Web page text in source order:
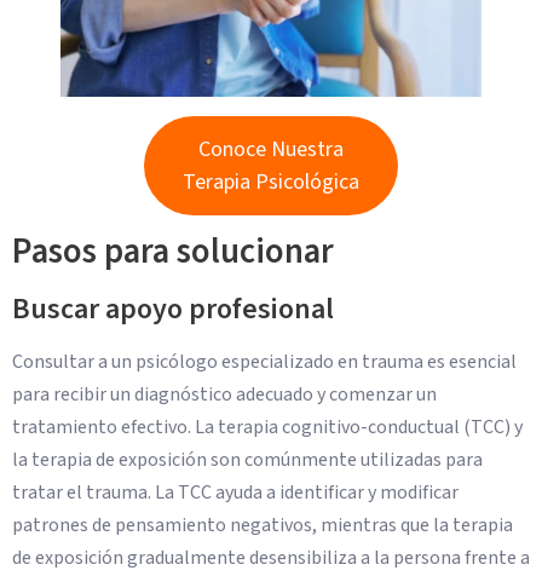
Conoce Nuestra
Terapia Psicológica
Pasos para solucionar
Buscar apoyo profesional
Consultar a un psicólogo especializado en trauma es esencial
para recibir un diagnóstico adecuado y comenzar un
tratamiento efectivo. La terapia cognitivo-conductual (TCC) y
la terapia de exposición son comúnmente utilizadas para
tratar el trauma. La TCC ayuda a identificar y modificar
patrones de pensamiento negativos, mientras que la terapia
de exposición gradualmente desensibiliza a la persona frente a